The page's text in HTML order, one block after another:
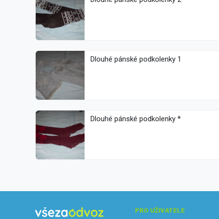
Dlouhé pánské podkolenky 1
Dlouhé pánské podkolenky *
PRO UŽIVATELE